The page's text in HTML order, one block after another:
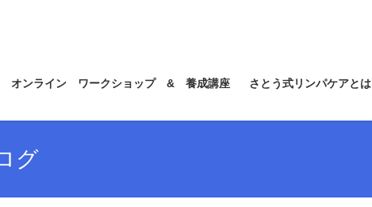
オンライン ワークショップ & 養成講座 さとう式リンパケアとは
グ